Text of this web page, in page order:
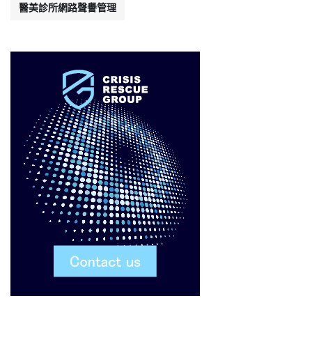
醫美診所網路聲譽管理